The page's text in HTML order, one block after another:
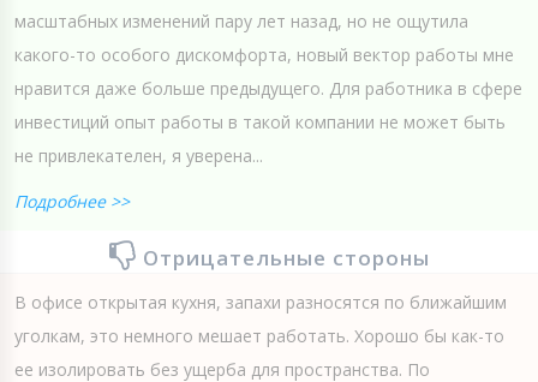
масштабных изменений пару лет назад, но не ощутила
какого-то особого дискомфорта, новый вектор работы мне
нравится даже больше предыдущего. Для работника в сфере
инвестиций опыт работы в такой компании не может быть
не привлекателен, я уверена...
Подробнее >>
Отрицательные стороны
В офисе открытая кухня, запахи разносятся по ближайшим
уголкам, это немного мешает работать. Хорошо бы как-то
ее изолировать без ущерба для пространства. По